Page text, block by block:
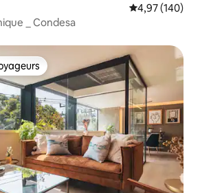
Note
4,97 (140)
_ Condesa
parmi les plus aimés